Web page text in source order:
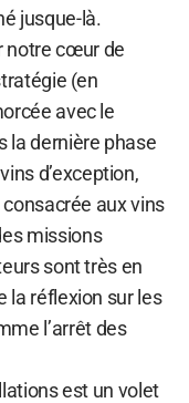
jusque-là.
notre cœur de
(en
avec le
la dernière phase
d’exception,
aux vins
missions
sont très en
la réflexion sur les
l’arrêt des
est un volet